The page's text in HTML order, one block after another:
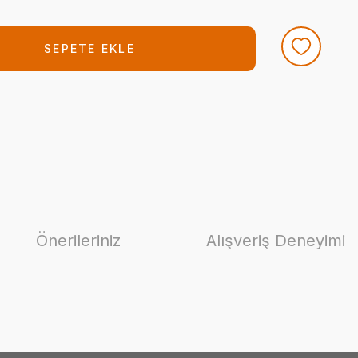
SEPETE EKLE
Önerileriniz Alışveriş Deneyimi